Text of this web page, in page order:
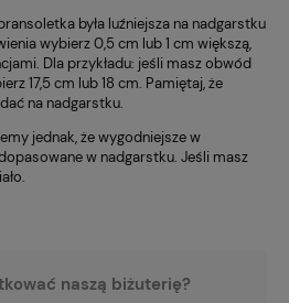
była luźniejsza na nadgarstku
wybierz 0,5 cm lub 1 cm większą,
Dla przykładu: jeśli masz obwód
17,5 cm lub 18 cm. Pamiętaj, że
na nadgarstku.
jednak, że wygodniejsze w
w nadgarstku. Jeśli masz
naszą biżuterię?